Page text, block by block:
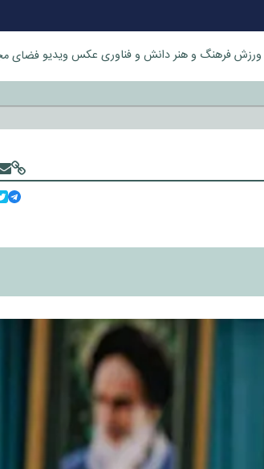
ورزشفرهنگ و هنردانش و فناوری عکس ویدیوفضای